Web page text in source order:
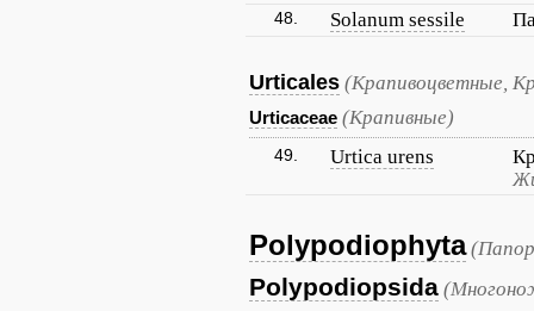
48. Solanum sessile
Urticales (Крапивоцветные,
Urticaceae (Крапивные)
49. Urtica urens
Polypodiophyta
Polypodiopsida